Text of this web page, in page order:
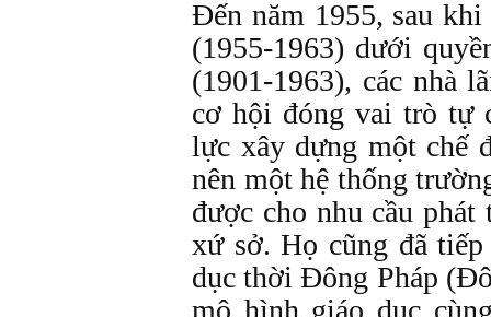
Đến năm 1955, sau
(1955-1963) dưới
(1901-1963), các nhà
cơ hội đóng vai trò tự
lực xây dựng một chế
nên một hệ thống
được cho nhu cầu
xứ sở. Họ cũng đã
dục thời Đông Pháp
mô hình giáo dục